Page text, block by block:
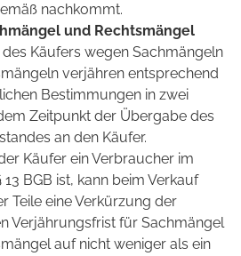
nachkommt.
und Rechtsmängel
Käufers wegen Sachmängeln
verjähren entsprechend
Bestimmungen in zwei
Zeitpunkt der Übergabe des
an den Käufer.
Käufer ein Verbraucher im
13 BGB ist, kann beim Verkauf
Teile eine Verkürzung der
Verjährungsfrist für Sachmängel
auf nicht weniger als ein